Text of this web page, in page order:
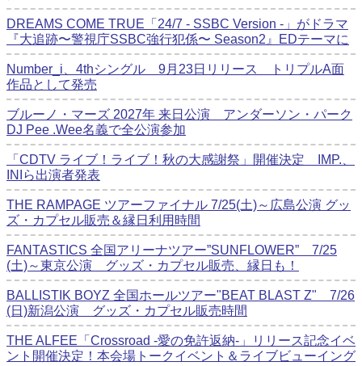
DREAMS COME TRUE「24/7 - SSBC Version -」がドラマ
『大追跡〜警視庁SSBC強行犯係〜 Season2』EDテーマに
Number_i、4thシングル 9月23日リリース トリプルA面
作品として発売
ブルーノ・マーズ 2027年 来日公演 アンダーソン・パーク
DJ Pee .Wee名義で全公演参加
「CDTV ライブ！ライブ！秋の大感謝祭」開催決定 IMP.、
INIら出演者発表
THE RAMPAGE ツアーファイナル 7/25(土)～広島公演 グッ
ズ・カプセル販売＆縁日利用時間
FANTASTICS 全国アリーナツアー”SUNFLOWER” 7/25
(土)～東京公演 グッズ・カプセル販売、縁日も！
BALLISTIK BOYZ 全国ホールツアー"BEAT BLAST Z" 7/26
(日)新潟公演 グッズ・カプセル販売時間
THE ALFEE「Crossroad -愛の免許返納-」リリース記念イベ
ント開催決定！本会場トークイベント＆ライブビューイング